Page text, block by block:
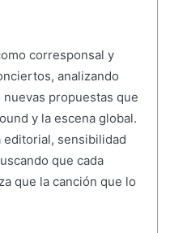
corresponsal y
analizando
propuestas que
y la escena global.
editorial, sensibilidad
que cada
que la canción que lo